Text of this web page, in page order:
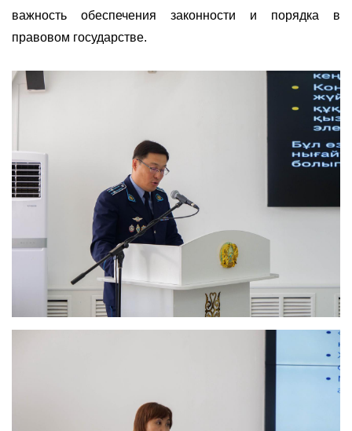
важность обеспечения законности и порядка в
правовом государстве.